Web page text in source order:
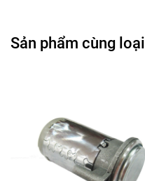
Sản phẩm cùng loại